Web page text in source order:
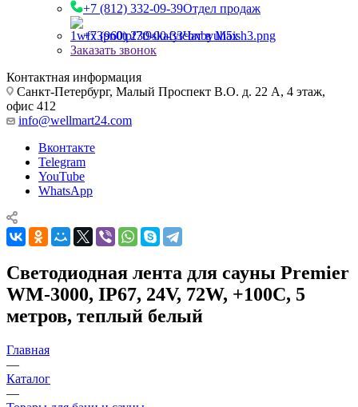
+7 (812) 332-09-39Отдел продаж
+7 (960) 230-00-33Чат в Max
Заказать звонок
Контактная информация
Санкт-Петербург, Малый Проспект В.О. д. 22 А, 4 этаж,
офис 412
info@wellmart24.com
Вконтакте
Telegram
YouTube
WhatsApp
Светодиодная лента для сауны Premier
WM-3000, IP67, 24V, 72W, +100C, 5
метров, теплый белый
Главная
—
Каталог
—